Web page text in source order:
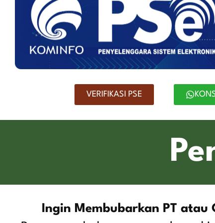
VERIFIKASI PSE
Ingin Membubarkan PT atau